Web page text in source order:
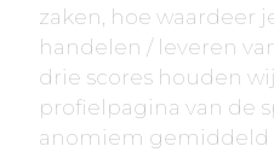
zaken, hoe waardeer
handelen / leveren
drie scores houden
profielpagina van de
anomiem gemiddeld